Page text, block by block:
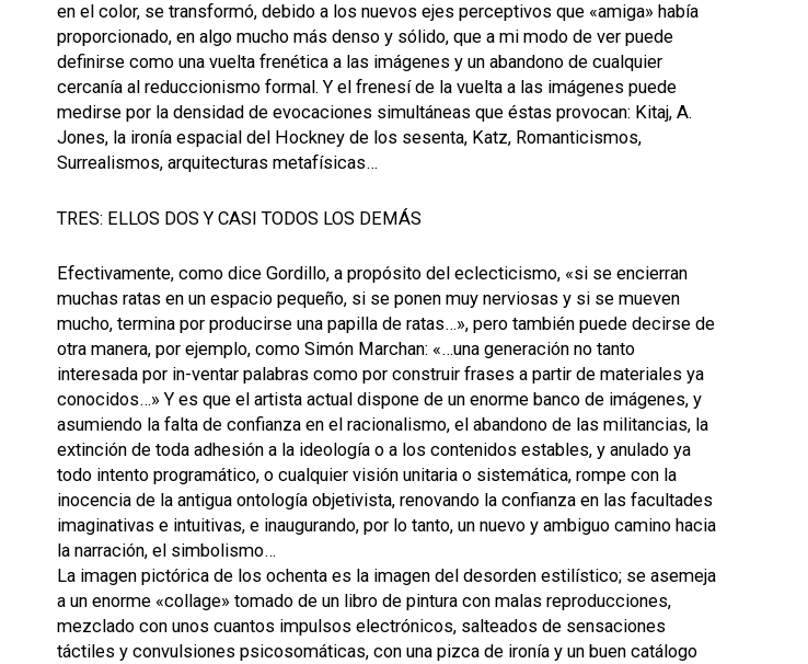
en el color, se transformó, debido a los nuevos ejes perceptivos que «amiga» había
proporcionado, en algo mucho más denso y sólido, que a mi modo de ver puede
definirse como una vuelta frenética a las imágenes y un abandono de cualquier
cercanía al reduccionismo formal. Y el frenesí de la vuelta a las imágenes puede
medirse por la densidad de evocaciones simultáneas que éstas provocan: Kitaj, A.
Jones, la ironía espacial del Hockney de los sesenta, Katz, Romanticismos,
Surrealismos, arquitecturas metafísicas…
TRES: ELLOS DOS Y CASI TODOS LOS DEMÁS
Efectivamente, como dice Gordillo, a propósito del eclecticismo, «si se encierran
muchas ratas en un espacio pequeño, si se ponen muy nerviosas y si se mueven
mucho, termina por producirse una papilla de ratas…», pero también puede decirse de
otra manera, por ejemplo, como Simón Marchan: «…una generación no tanto
interesada por in-ventar palabras como por construir frases a partir de materiales ya
conocidos…» Y es que el artista actual dispone de un enorme banco de imágenes, y
asumiendo la falta de confianza en el racionalismo, el abandono de las militancias, la
extinción de toda adhesión a la ideología o a los contenidos estables, y anulado ya
todo intento programático, o cualquier visión unitaria o sistemática, rompe con la
inocencia de la antigua ontología objetivista, renovando la confianza en las facultades
imaginativas e intuitivas, e inaugurando, por lo tanto, un nuevo y ambiguo camino hacia
la narración, el simbolismo…
La imagen pictórica de los ochenta es la imagen del desorden estilístico; se asemeja
a un enorme «collage» tomado de un libro de pintura con malas reproducciones,
mezclado con unos cuantos impulsos electrónicos, salteados de sensaciones
táctiles y convulsiones psicosomáticas, con una pizca de ironía y un buen catálogo